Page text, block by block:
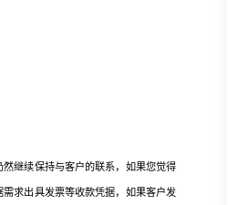
继续保持与客户的联系，如果您觉得
求出具发票等收款凭据，如果客户发